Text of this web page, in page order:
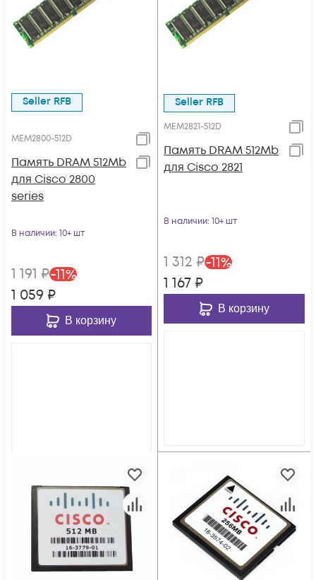
Seller RFB
MEM2800-512D
Память DRAM 512Mb
для Cisco 2800
series
В наличии: 10+ шт
1 191 ₽-11%
1 059 ₽
В корзину
Seller RFB
MEM2821-512D
Память DRAM 512Mb
для Cisco 2821
В наличии: 10+ шт
1 312 ₽-11%
1 167 ₽
В корзину